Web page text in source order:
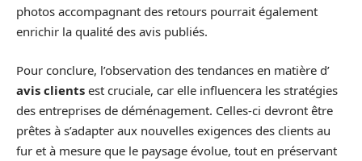
photos accompagnant des retours pourrait également
enrichir la qualité des avis publiés.
Pour conclure, l’observation des tendances en matière d’
avis clients est cruciale, car elle influencera les stratégies
des entreprises de déménagement. Celles-ci devront être
prêtes à s’adapter aux nouvelles exigences des clients au
fur et à mesure que le paysage évolue, tout en préservant